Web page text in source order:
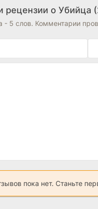
рецензии о Убийца
- 5 слов. Комментарии
пока нет. Станьте